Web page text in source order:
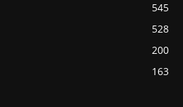
545
528
200
163